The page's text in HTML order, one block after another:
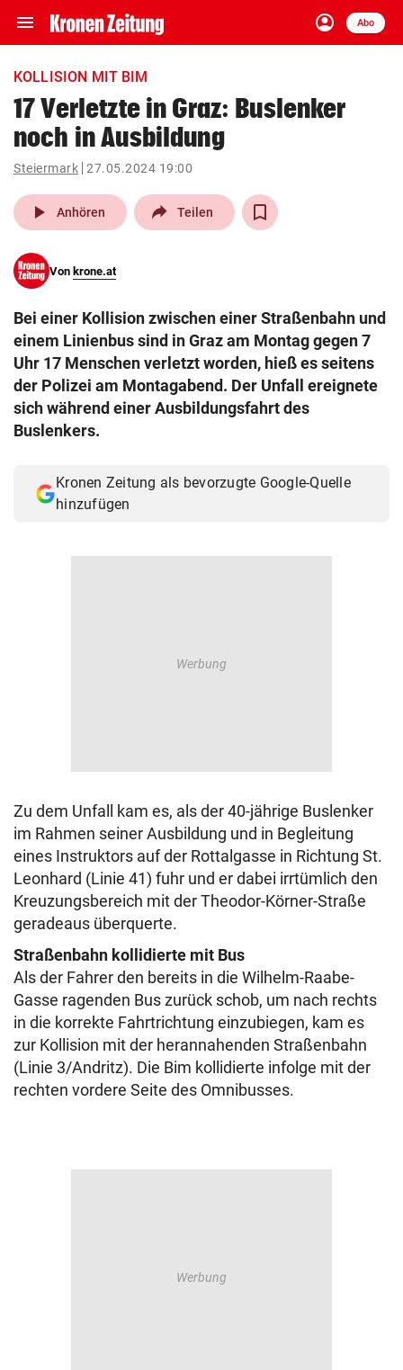
menu Navigation
ein-/ausklappen
account_circle
Anmelden
Abo
close Schließen
account_circle Anmelden
pin_drop
Wien arrow_right
search
eingeben
© Krone Multimedia GmbH & Co KG 2026
Muthgasse 2, 1190 Wien
KOLLISION MIT BIM
17 Verletzte in Graz: Buslenker
noch in Ausbildung
Steiermark 27.05.2024 19:00
play_arrow Anhören Teilen
Von krone.at
Bei einer Kollision zwischen einer Straßenbahn und
einem Linienbus sind in Graz am Montag gegen 7
Uhr 17 Menschen verletzt worden, hieß es seitens
der Polizei am Montagabend. Der Unfall ereignete
sich während einer Ausbildungsfahrt des
Buslenkers.
Kronen Zeitung als bevorzugte Google-Quelle
hinzufügen
Zu dem Unfall kam es, als der 40-jährige Buslenker
im Rahmen seiner Ausbildung und in Begleitung
eines Instruktors auf der Rottalgasse in Richtung St.
Leonhard (Linie 41) fuhr und er dabei irrtümlich den
Kreuzungsbereich mit der Theodor-Körner-Straße
geradeaus überquerte.
Straßenbahn kollidierte mit Bus
Als der Fahrer den bereits in die Wilhelm-Raabe-
Gasse ragenden Bus zurück schob, um nach rechts
in die korrekte Fahrtrichtung einzubiegen, kam es
zur Kollision mit der herannahenden Straßenbahn
(Linie 3/Andritz). Die Bim kollidierte infolge mit der
rechten vordere Seite des Omnibusses.